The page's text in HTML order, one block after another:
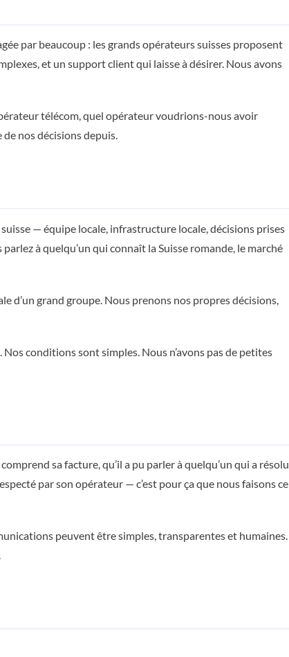
par beaucoup : les grands opérateurs suisses proposent
et un support client qui laisse à désirer. Nous avons
télécom, quel opérateur voudrions-nous avoir
de nos décisions depuis.
— équipe locale, infrastructure locale, décisions prises
à quelqu’un qui connaît la Suisse romande, le marché
d’un grand groupe. Nous prenons nos propres décisions,
conditions sont simples. Nous n’avons pas de petites
sa facture, qu’il a pu parler à quelqu’un qui a résolu
par son opérateur — c’est pour ça que nous faisons ce
peuvent être simples, transparentes et humaines.